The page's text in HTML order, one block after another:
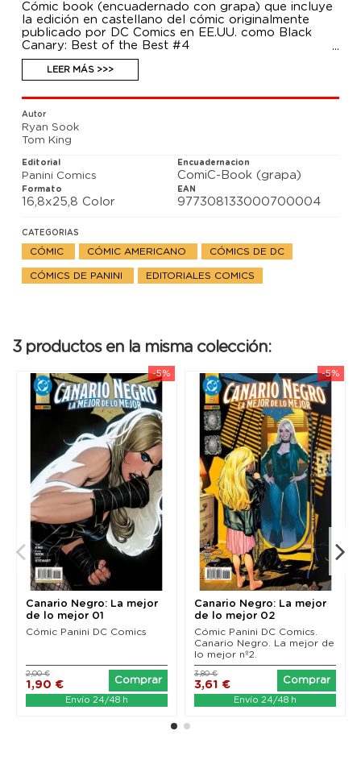
Cómic book (encuadernado con grapa) que incluye
la edición en castellano del cómic originalmente
publicado por DC Comics en EE.UU. como Black
Canary: Best of the Best #4
¡El canario trina! Canario Negro sobrevive y está
preparada para luchar contra su oponente. Quizás
la derrota de Ted Grant, también conocido como
Wildcat y el pilar en la esquina de Dinah, sea
suficiente para traerla de vuelta a la lucha.
LEER MÁS >>>
Autor
Ryan Sook
Tom King
Editorial
Panini Comics
Encuadernacion
ComiC-Book (grapa)
Formato
16,8x25,8 Color
EAN
977308133000700004
CATEGORIAS
CÓMIC CÓMIC AMERICANO CÓMICS DE DC
CÓMICS DE PANINI EDITORIALES COMICS
3 productos en la misma colección:
-5%
Canario Negro: La mejor
de lo mejor 01
Cómic Panini DC Comics
1,90 €
2,00 €
Comprar
Envío 24/48 h
-5%
Canario Negro: La mejor
de lo mejor 02
Cómic Panini DC Comics.
Canario Negro. La mejor de
lo mejor nº2.
3,61 €
3,80 €
Comprar
Envío 24/48 h